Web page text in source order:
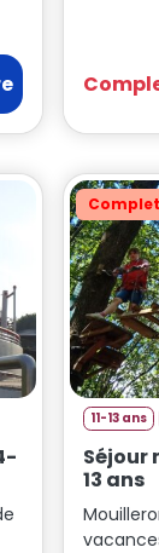
Complet
11-13 ans
Séjour
13 ans